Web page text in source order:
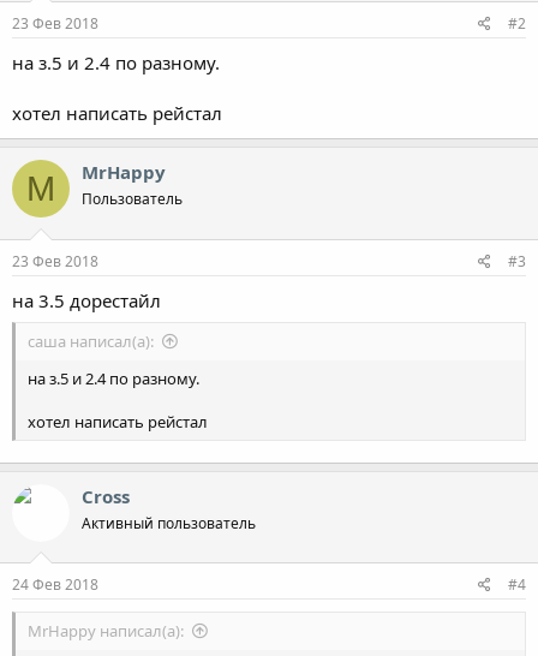
23 Фев 2018 #2
на з.5 и 2.4 по разному.
хотел написать рейстал
M MrHappy
Пользователь
23 Фев 2018 #3
на 3.5 дорестайл
саша написал(а):
на з.5 и 2.4 по разному.
хотел написать рейстал
Cross
Активный пользователь
24 Фев 2018 #4
MrHappy написал(а):